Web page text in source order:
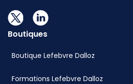
Boutiques
Boutique Lefebvre Dalloz
Formations Lefebvre Dalloz